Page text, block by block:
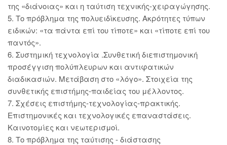
της «διάνοιας» και η ταύτιση τεχνικής-χειραγώγησης.
5. Το πρόβλημα της πολυειδίκευσης. Ακρότητες τύπων
ειδικών: «τα πάντα επί του τίποτε» και «τίποτε επί του
παντός».
6. Συστημική τεχνολογία .Συνθετική διεπιστημονική
προσέγγιση πολύπλευρων και αντιφατικών
διαδικασιών. Μετάβαση στο «λόγο». Στοιχεία της
συνθετικής επιστήμης-παιδείας του μέλλοντος.
7. Σχέσεις επιστήμης-τεχνολογίας-πρακτικής.
Επιστημονικές και τεχνολογικές επαναστάσεις.
Καινοτομίες και νεωτερισμοί.
8. Το πρόβλημα της ταύτισης - διάστασης